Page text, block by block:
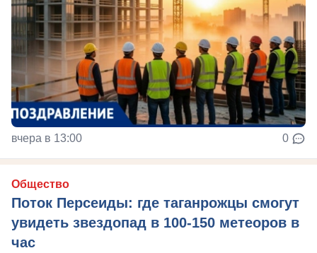
вчера в 13:00 0
Общество
Поток Персеиды: где таганрожцы смогут
увидеть звездопад в 100-150 метеоров в
час